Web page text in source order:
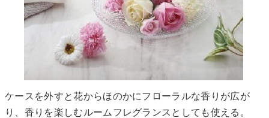
ケースを外すと花からほのかにフローラルな香りが広が
り、香りを楽しむルームフレグランスとしても使える。